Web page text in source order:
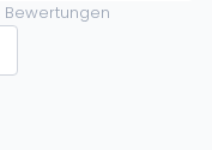
Bewertungen